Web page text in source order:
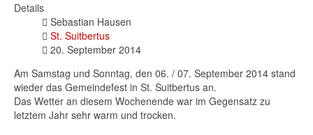
Details
Sebastian Hausen
St. Suitbertus
20. September 2014
Am Samstag und Sonntag, den 06. / 07. September 2014 stand
wieder das Gemeindefest in St. Suitbertus an.
Das Wetter an diesem Wochenende war im Gegensatz zu
letztem Jahr sehr warm und trocken.